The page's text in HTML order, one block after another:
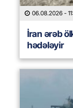
06.08.2026 -
İran ərəb
hədələyir